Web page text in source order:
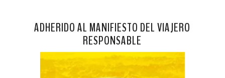
ADHERIDO AL MANIFIESTO DEL VIAJERO
RESPONSABLE